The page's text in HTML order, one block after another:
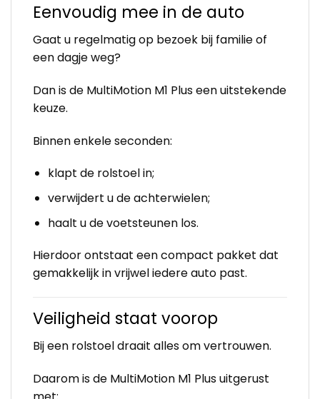
Eenvoudig mee in de auto
Gaat u regelmatig op bezoek bij familie of
een dagje weg?
Dan is de MultiMotion M1 Plus een uitstekende
keuze.
Binnen enkele seconden:
klapt de rolstoel in;
verwijdert u de achterwielen;
haalt u de voetsteunen los.
Hierdoor ontstaat een compact pakket dat
gemakkelijk in vrijwel iedere auto past.
Veiligheid staat voorop
Bij een rolstoel draait alles om vertrouwen.
Daarom is de MultiMotion M1 Plus uitgerust